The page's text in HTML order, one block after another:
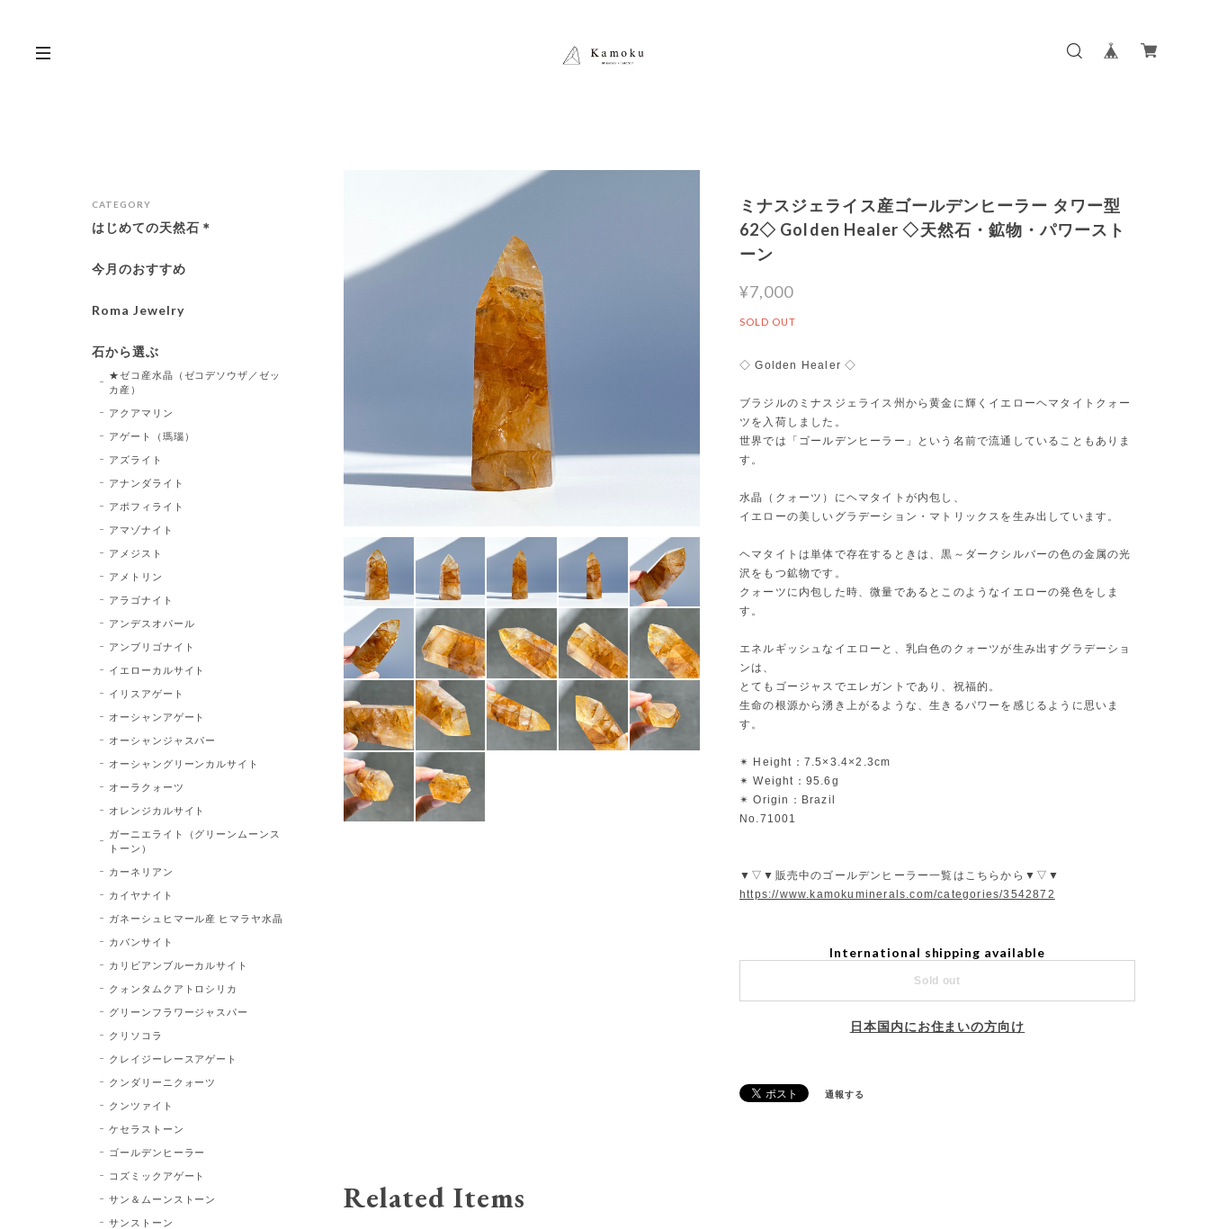
ミナスジェライス産ゴールデンヒーラー タワー型
62◇ Golden Healer ◇天然石・鉱物・パワースト
ーン
¥7,000
SOLD OUT
◇ Golden Healer ◇
ブラジルのミナスジェライス州から黄金に輝くイエローヘマタイトクォー
ツを入荷しました。
世界では「ゴールデンヒーラー」という名前で流通していることもありま
す。
水晶（クォーツ）にヘマタイトが内包し、
イエローの美しいグラデーション・マトリックスを生み出しています。
ヘマタイトは単体で存在するときは、黒～ダークシルバーの色の金属の光
沢をもつ鉱物です。
クォーツに内包した時、微量であるとこのようなイエローの発色をしま
す。
エネルギッシュなイエローと、乳白色のクォーツが生み出すグラデーショ
ンは、
とてもゴージャスでエレガントであり、祝福的。
生命の根源から湧き上がるような、生きるパワーを感じるように思いま
す。
✴︎ Height：7.5×3.4×2.3cm
✴︎ Weight：95.6g
✴︎ Origin：Brazil
No.71001
▼▽▼販売中のゴールデンヒーラー一覧はこちらから▼▽▼
https://www.kamokuminerals.com/categories/3542872
International shipping available
Sold out
日本国内にお住まいの方向け
通報する
Related Items
CATEGORY
はじめての天然石＊
今月のおすすめ
Roma Jewelry
石から選ぶ
★ゼコ産水晶（ゼコデソウザ／ゼッ
カ産）
アクアマリン
アゲート（瑪瑙）
アズライト
アナンダライト
アポフィライト
アマゾナイト
アメジスト
アメトリン
アラゴナイト
アンデスオパール
アンブリゴナイト
イエローカルサイト
イリスアゲート
オーシャンアゲート
オーシャンジャスパー
オーシャングリーンカルサイト
オーラクォーツ
オレンジカルサイト
ガーニエライト（グリーンムーンス
トーン）
カーネリアン
カイヤナイト
ガネーシュヒマール産 ヒマラヤ水晶
カバンサイト
カリビアンブルーカルサイト
クォンタムクアトロシリカ
グリーンフラワージャスパー
クリソコラ
クレイジーレースアゲート
クンダリーニクォーツ
クンツァイト
ケセラストーン
ゴールデンヒーラー
コズミックアゲート
サン＆ムーンストーン
サンストーン